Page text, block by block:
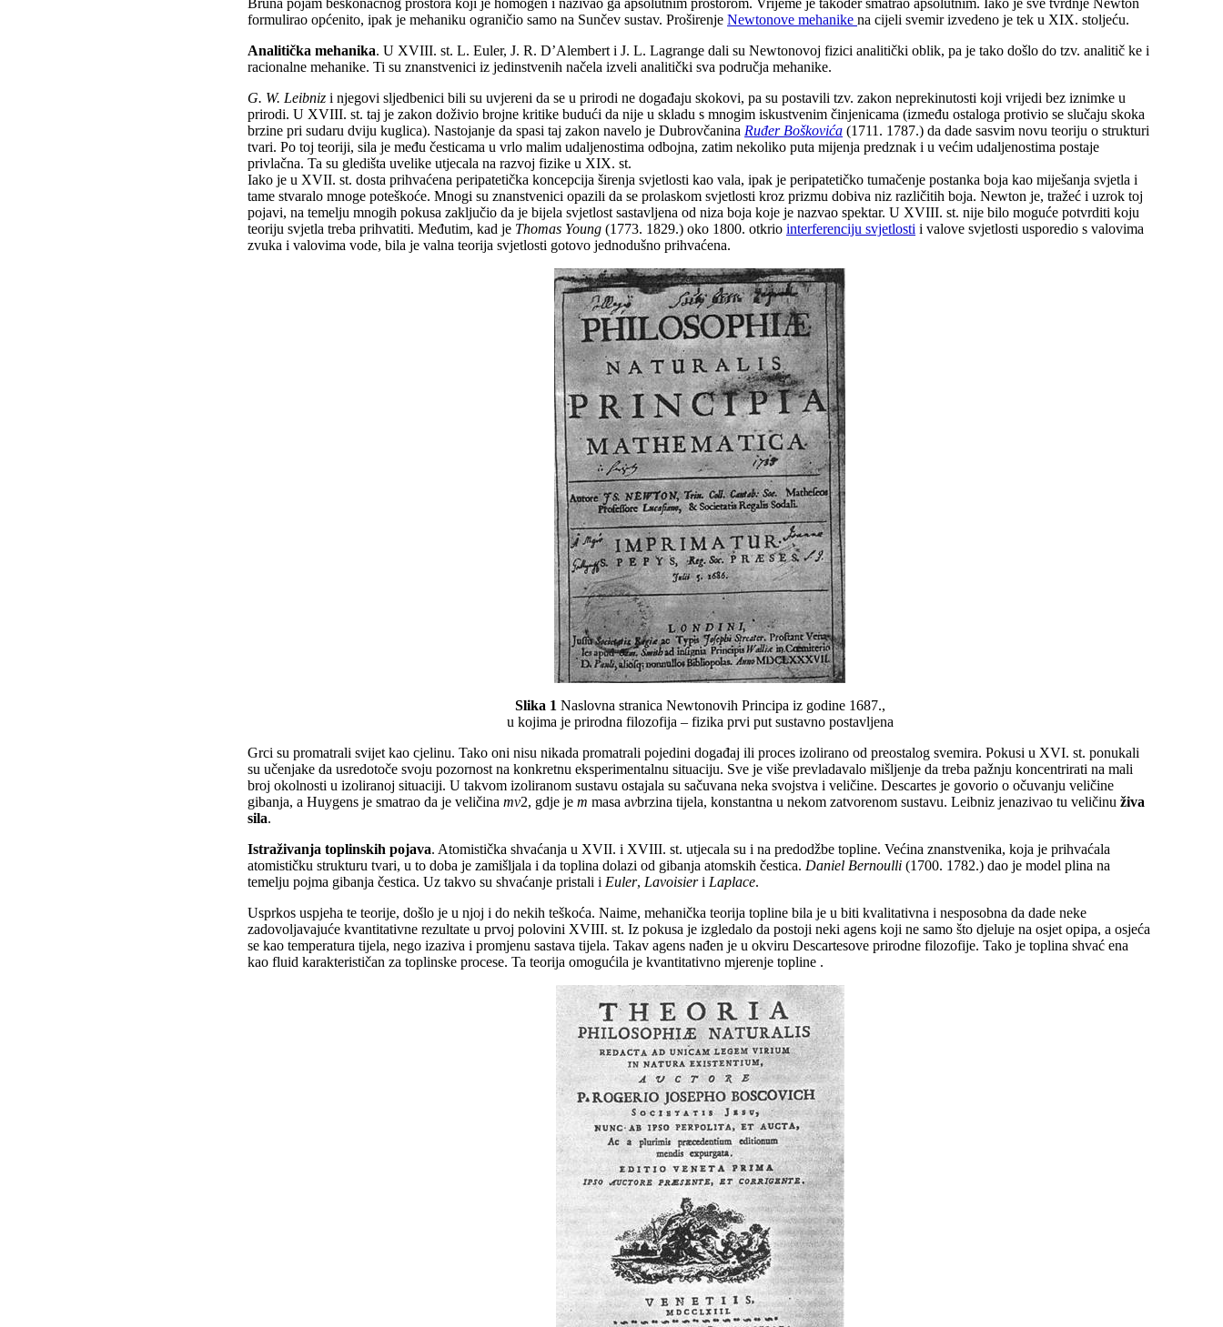
Bruna pojam beskonačnog prostora koji je homogen i nazivao ga apsolutnim prostorom. Vrijeme je također smatrao apsolutnim. Iako je sve tvrdnje Newton
formulirao općenito, ipak je mehaniku ograničio samo na Sunčev sustav. Proširenje Newtonove mehanike na cijeli svemir izvedeno je tek u XIX. stoljeću.
Analitička mehanika. U XVIII. st. L. Euler, J. R. D’Alembert i J. L. Lagrange dali su Newtonovoj fizici analitički oblik, pa je tako došlo do tzv. analitič ke i
racionalne mehanike. Ti su znanstvenici iz jedinstvenih načela izveli analitički sva područja mehanike.
G. W. Leibniz i njegovi sljedbenici bili su uvjereni da se u prirodi ne događaju skokovi, pa su postavili tzv. zakon neprekinutosti koji vrijedi bez iznimke u
prirodi. U XVIII. st. taj je zakon doživio brojne kritike budući da nije u skladu s mnogim iskustvenim činjenicama (između ostaloga protivio se slučaju skoka
brzine pri sudaru dviju kuglica). Nastojanje da spasi taj zakon navelo je Dubrovčanina Ruđer Boškovića (1711. 1787.) da dade sasvim novu teoriju o strukturi
tvari. Po toj teoriji, sila je među česticama u vrlo malim udaljenostima odbojna, zatim nekoliko puta mijenja predznak i u većim udaljenostima postaje
privlačna. Ta su gledišta uvelike utjecala na razvoj fizike u XIX. st.
Iako je u XVII. st. dosta prihvaćena peripatetička koncepcija širenja svjetlosti kao vala, ipak je peripatetičko tumačenje postanka boja kao miješanja svjetla i
tame stvaralo mnoge poteškoće. Mnogi su znanstvenici opazili da se prolaskom svjetlosti kroz prizmu dobiva niz različitih boja. Newton je, tražeć i uzrok toj
pojavi, na temelju mnogih pokusa zaključio da je bijela svjetlost sastavljena od niza boja koje je nazvao spektar. U XVIII. st. nije bilo moguće potvrditi koju
teoriju svjetla treba prihvatiti. Međutim, kad je Thomas Young (1773. 1829.) oko 1800. otkrio interferenciju svjetlosti i valove svjetlosti usporedio s valovima
zvuka i valovima vode, bila je valna teorija svjetlosti gotovo jednodušno prihvaćena.
Slika 1 Naslovna stranica Newtonovih Principa iz godine 1687.,
u kojima je prirodna filozofija – fizika prvi put sustavno postavljena
Grci su promatrali svijet kao cjelinu. Tako oni nisu nikada promatrali pojedini događaj ili proces izolirano od preostalog svemira. Pokusi u XVI. st. ponukali
su učenjake da usredotoče svoju pozornost na konkretnu eksperimentalnu situaciju. Sve je više prevladavalo mišljenje da treba pažnju koncentrirati na mali
broj okolnosti u izoliranoj situaciji. U takvom izoliranom sustavu ostajala su sačuvana neka svojstva i veličine. Descartes je govorio o očuvanju veličine
gibanja, a Huygens je smatrao da je veličina mν2, gdje je m masa aνbrzina tijela, konstantna u nekom zatvorenom sustavu. Leibniz jenazivao tu veličinu živa
sila.
Istraživanja toplinskih pojava. Atomistička shvaćanja u XVII. i XVIII. st. utjecala su i na predodžbe topline. Većina znanstvenika, koja je prihvaćala
atomističku strukturu tvari, u to doba je zamišljala i da toplina dolazi od gibanja atomskih čestica. Daniel Bernoulli (1700. 1782.) dao je model plina na
temelju pojma gibanja čestica. Uz takvo su shvaćanje pristali i Euler, Lavoisieri Laplace.
Usprkos uspjeha te teorije, došlo je u njoj i do nekih teškoća. Naime, mehanička teorija topline bila je u biti kvalitativna i nesposobna da dade neke
zadovoljavajuće kvantitativne rezultate u prvoj polovini XVIII. st. Iz pokusa je izgledalo da postoji neki agens koji ne samo što djeluje na osjet opipa, a osjeća
se kao temperatura tijela, nego izaziva i promjenu sastava tijela. Takav agens nađen je u okviru Descartesove prirodne filozofije. Tako je toplina shvać ena
kao fluid karakterističan za toplinske procese. Ta teorija omogućila je kvantitativno mjerenje topline .